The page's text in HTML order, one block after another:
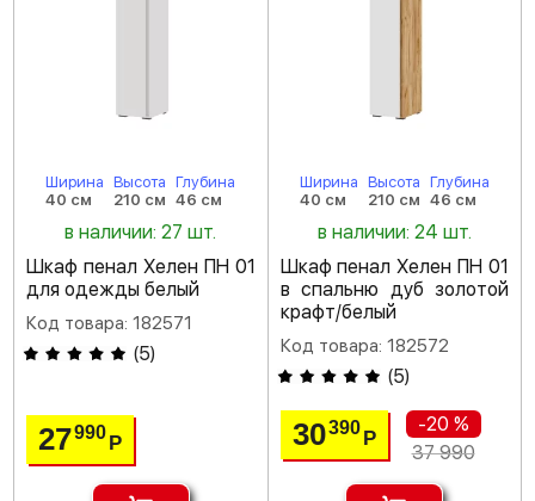
Ширина
40 см
Высота
210 см
Глубина
46 см
в наличии: 27 шт.
Шкаф пенал Хелен ПН 01
для одежды белый
Код товара: 182571
(5)
27990Р
Ширина
40 см
Высота
210 см
Глубина
46 см
в наличии: 24 шт.
Шкаф пенал Хелен ПН 01
в спальню дуб золотой
крафт/белый
Код товара: 182572
(5)
30390 Р
-20 %
37 990